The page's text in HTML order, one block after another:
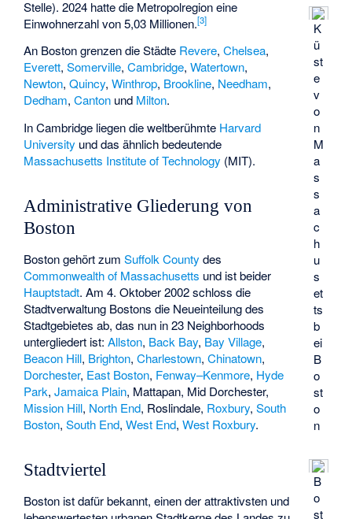
K
ü
st
e
v
o
n
M
a
s
s
a
c
h
u
s
et
ts
b
ei
B
o
st
o
n
B
o
st
Stelle). 2024 hatte die Metropolregion eine
Einwohnerzahl von 5,03 Millionen.[3]
An Boston grenzen die Städte Revere,Chelsea,
Everett,Somerville,Cambridge,Watertown,
Newton,Quincy,Winthrop, Brookline, Needham,
Dedham,Canton und Milton.
In Cambridge liegen die weltberühmte Harvard
University und das ähnlich bedeutende
Massachusetts Institute of Technology (MIT).
Administrative Gliederung von
Boston
Boston gehört zumSuffolk County des
Commonwealth of Massachusetts und ist beider
Hauptstadt. Am 4. Oktober 2002 schloss die
Stadtverwaltung Bostons die Neueinteilung des
Stadtgebietes ab, das nun in 23 Neighborhoods
untergliedert ist:Allston, Back Bay, Bay Village,
Beacon Hill, Brighton,Charlestown,Chinatown,
Dorchester, East Boston, Fenway–Kenmore, Hyde
Park,Jamaica Plain, Mattapan, Mid Dorchester,
Mission Hill, North End, Roslindale, Roxbury,South
Boston,South End,West End,West Roxbury.
Stadtviertel
Boston ist dafür bekannt, einen der attraktivsten und